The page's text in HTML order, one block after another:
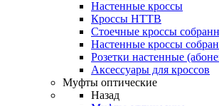
Настенные кроссы
Кроссы HTTB
Стоечные кроссы
Настенные кроссы
Розетки настенные
Аксессуары для кроссов
Муфты оптические
Назад